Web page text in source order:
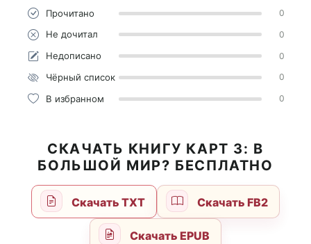
Прочитано 0
Не дочитал 0
Недописано 0
Чёрный список 0
В избранном 0
СКАЧАТЬ КНИГУ КАРТ 3: В
БОЛЬШОЙ МИР? БЕСПЛАТНО
Скачать TXT Скачать FB2
Скачать EPUB